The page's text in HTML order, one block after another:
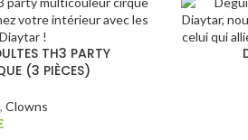
TH3 PARTY
(3 PIÈCES)
,Clowns